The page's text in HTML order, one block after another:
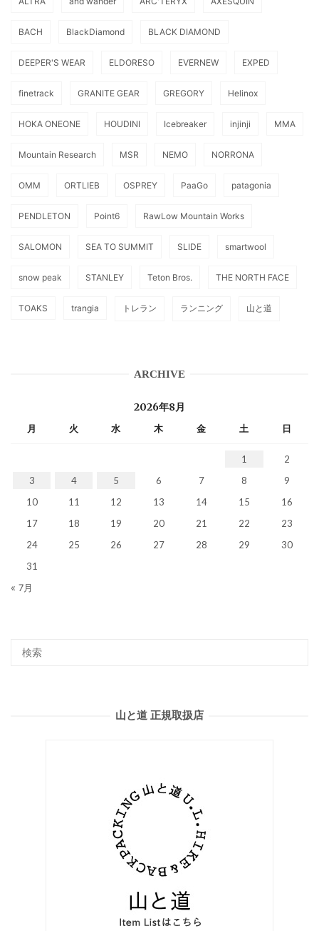
BACH BlackDiamond BLACK DIAMOND
DEEPER'S WEAR ELDORESO EVERNEW EXPED
finetrack GRANITE GEAR GREGORY Helinox
HOKA ONEONE HOUDINI Icebreaker injinji MMA
Mountain Research MSR NEMO NORRONA
OMM ORTLIEB OSPREY PaaGo patagonia
PENDLETON Point6 RawLow Mountain Works
SALOMON SEA TO SUMMIT SLIDE smartwool
snow peak STANLEY Teton Bros. THE NORTH FACE
TOAKS trangia トレラン ランニング 山と道
ARCHIVE
2026年8月
月 火 水 木 金 土 日
1
2
3
4 5 6 7 8
9
10
11 12 13 14 15
16
17
18 19 20 21 22
23
24
25 26 27 28 29
30
31
« 7月
山と道 正規取扱店